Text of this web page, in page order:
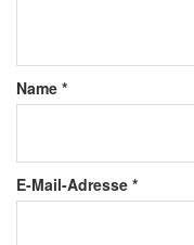
Name *
E-Mail-Adresse *